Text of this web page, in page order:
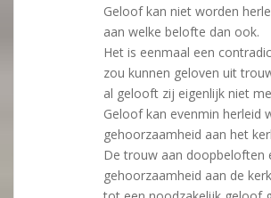
Geloof kan niet worden
aan welke belofte dan ook.
Het is eenmaal een
zou kunnen geloven uit
al gelooft zij eigenlijk niet
Geloof kan evenmin herleid
gehoorzaamheid aan het
De trouw aan doopbeloften
gehoorzaamheid aan de